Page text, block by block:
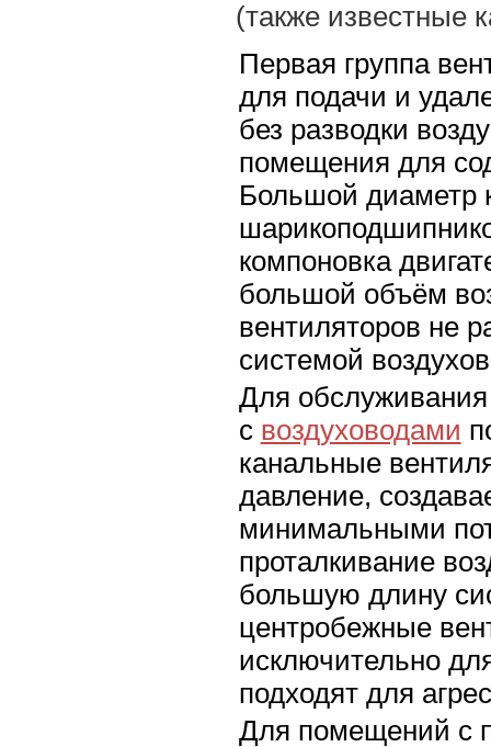
(также известные
Первая группа
для подачи и
без разводки
помещения для
Большой диаметр
компоновка
большой объём
вентиляторов не
системой
Для
с воздуховодами
канальные
давление,
минимальными
проталкивание
большую длину
центробежные
исключительно
подходят для
Для помещений с